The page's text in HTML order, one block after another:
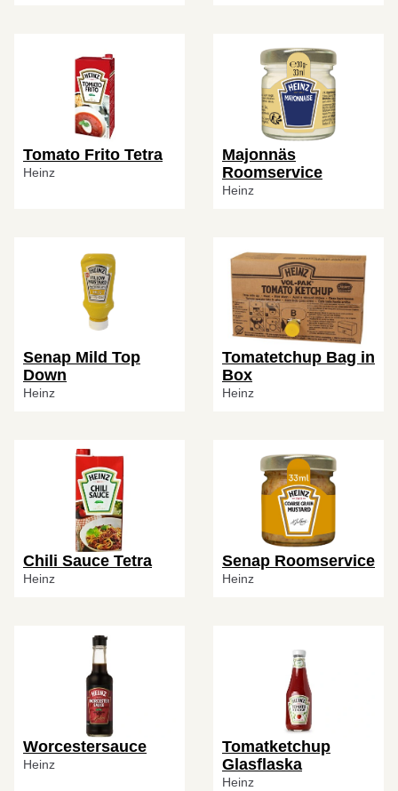
Tomato Frito Tetra
Heinz
Majonnäs
Roomservice
Heinz
Senap Mild Top
Down
Heinz
Tomatetchup Bag in
Box
Heinz
Chili Sauce Tetra
Heinz
Senap Roomservice
Heinz
Worcestersauce
Heinz
Tomatketchup
Glasflaska
Heinz